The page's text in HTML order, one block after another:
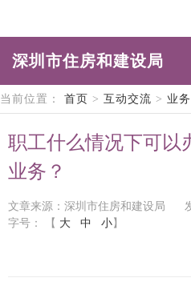
深圳市住房和建设局
当前位置： 首页 > 互动交流 > 业
职工什么情况下可以
业务？
文章来源：深圳市住房和建设局
字号：
【 大 中 小 】